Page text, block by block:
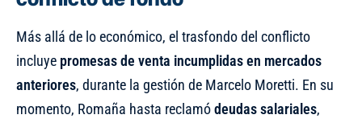
Más allá de lo económico, el trasfondo del conflicto
incluye promesas de venta incumplidas en mercados
anteriores, durante la gestión de Marcelo Moretti. En su
momento, Romaña hasta reclamódeudas salariales,